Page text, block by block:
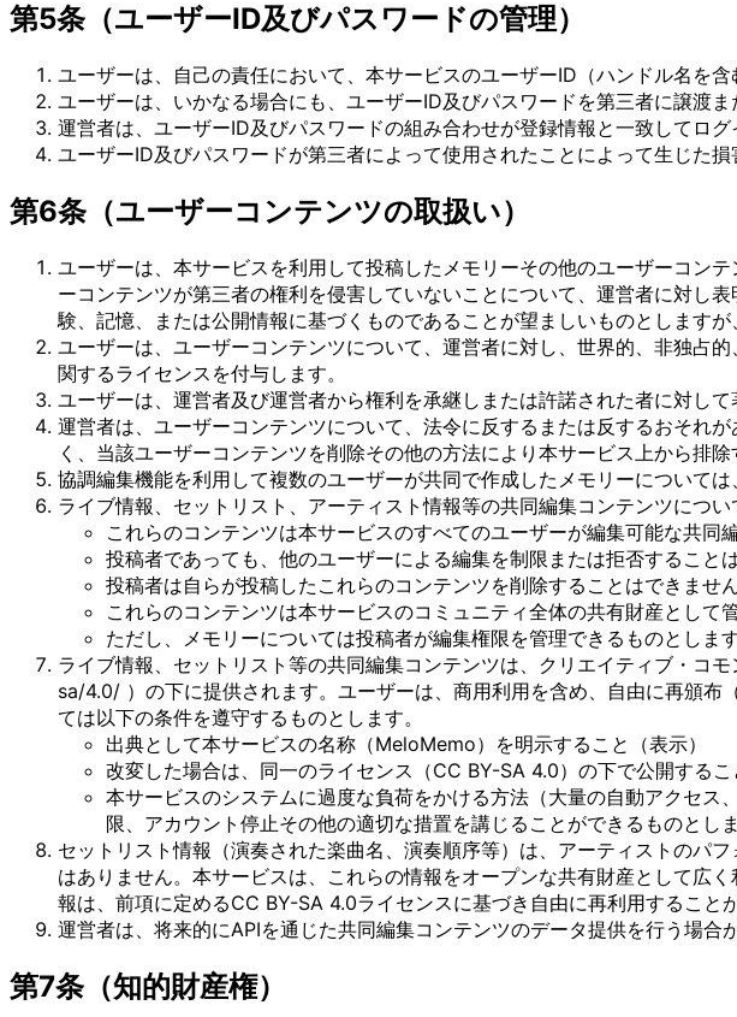
第5条（ユーザーID及びパスワードの管理）
ユーザーは、自己の責任において、本サービスのユーザーID（ハンドル名を
ユーザーは、いかなる場合にも、ユーザーID及びパスワードを第三者に譲渡
運営者は、ユーザーID及びパスワードの組み合わせが登録情報と一致してロ
ユーザーID及びパスワードが第三者によって使用されたことによって生じた
第6条（ユーザーコンテンツの取扱い）
ユーザーは、本サービスを利用して投稿したメモリーその他のユーザーコン
ーコンテンツが第三者の権利を侵害していないことについて、運営者に対し
験、記憶、または公開情報に基づくものであることが望ましいものとします
ユーザーは、ユーザーコンテンツについて、運営者に対し、世界的、非独占
関するライセンスを付与します。
ユーザーは、運営者及び運営者から権利を承継しまたは許諾された者に対し
運営者は、ユーザーコンテンツについて、法令に反するまたは反するおそれ
く、当該ユーザーコンテンツを削除その他の方法により本サービス上から排除
協調編集機能を利用して複数のユーザーが共同で作成したメモリーについて
ライブ情報、セットリスト、アーティスト情報等の共同編集コンテンツにつ
これらのコンテンツは本サービスのすべてのユーザーが編集可能な共同
投稿者であっても、他のユーザーによる編集を制限または拒否すること
投稿者は自らが投稿したこれらのコンテンツを削除することはできませ
これらのコンテンツは本サービスのコミュニティ全体の共有財産として
ただし、メモリーについては投稿者が編集権限を管理できるものとしま
ライブ情報、セットリスト等の共同編集コンテンツは、クリエイティブ・
sa/4.0/ ）の下に提供されます。ユーザーは、商用利用を含め、自由に再頒
ては以下の条件を遵守するものとします。
出典として本サービスの名称（MeloMemo）を明示すること（表示）
改変した場合は、同一のライセンス（CC BY-SA 4.0）の下で公開するこ
本サービスのシステムに過度な負荷をかける方法（大量の自動アクセ
限、アカウント停止その他の適切な措置を講じることができるものとしま
セットリスト情報（演奏された楽曲名、演奏順序等）は、アーティストのパ
はありません。本サービスは、これらの情報をオープンな共有財産として広
報は、前項に定めるCC BY-SA 4.0ライセンスに基づき自由に再利用することが
運営者は、将来的にAPIを通じた共同編集コンテンツのデータ提供を行う場合
第7条（知的財産権）